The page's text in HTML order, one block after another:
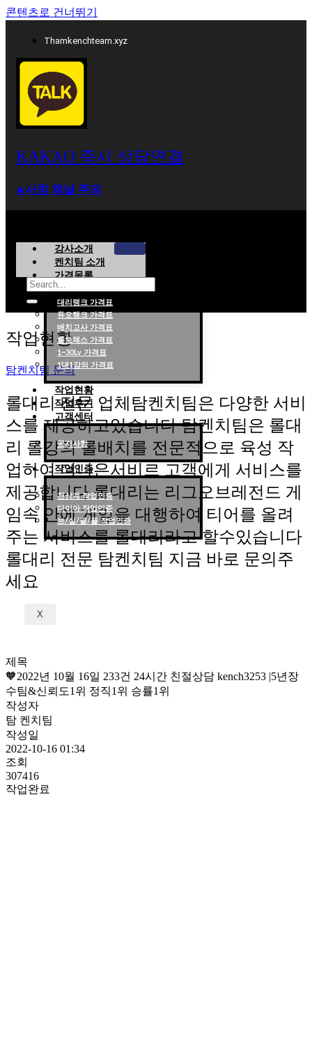
콘텐츠로 건너뛰기
Thamkenchteam.xyz
KAKAO 즉시 상담연결
⁕사칭 채널 주의
강사소개
켄치팀 소개
가격목록
대리랭크 가격표
듀오랭크 가격표
배치고사 가격표
롤토체스 가격표
1~30Lv 가격표
1대1강의 가격표
작업현황
작업후기
고객센터
공지사항
작업인증
천상계 작업인증
다이아 작업인증
브/실/골/플 작업인증
X
작업현황
탐켄치팀 문의
롤대리 전문 업체탐켄치팀은 다양한 서비
스를 제공하고있습니다 탐켄치팀은 롤대
리 롤강의 롤배치를 전문적으로 육성 작
업하여 더나은서비르 고객에게 서비스를
제공합니다 롤대리는 리그오브레전드 게
임속 안에 게임을 대행하여 티어를 올려
주는 서비스를 롤대리라고 할수있습니다
롤대리 전문 탐켄치팀 지금 바로 문의주
세요
제목
🧡2022년 10월 16일 233건 24시간 친절상담 kench3253 |5년장
수팀&신뢰도1위 정직1위 승률1위
작성자
탐 켄치팀
작성일
2022-10-16 01:34
조회
307416
작업완료